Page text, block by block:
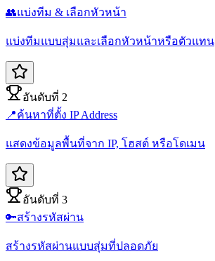
👥แบ่งทีม & เลือกหัวหน้า
แบ่งทีมแบบสุ่มและเลือกหัวหน้าหรือตัวแทน
อันดับที่ 2
📍ค้นหาที่ตั้ง IP Address
แสดงข้อมูลพื้นที่จาก IP, โฮสต์ หรือโดเมน
อันดับที่ 3
🔑สร้างรหัสผ่าน
สร้างรหัสผ่านแบบสุ่มที่ปลอดภัย